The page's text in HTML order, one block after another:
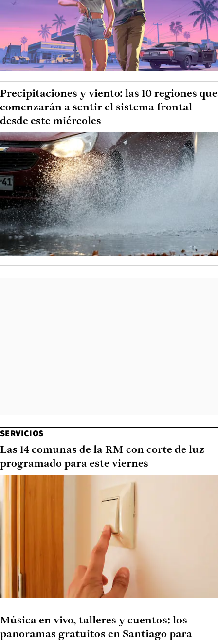
Precipitaciones y viento: las 10 regiones que
comenzarán a sentir el sistema frontal
desde este miércoles
SERVICIOS
Las 14 comunas de la RM con corte de luz
programado para este viernes
Música en vivo, talleres y cuentos: los
panoramas gratuitos en Santiago para